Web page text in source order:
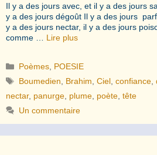
Il y a des jours avec, et il y a des jours
y a des jours dégoût Il y a des jours
y a des jours nectar, il y a des jours
comme … Lire plus
Catégories
Poèmes POESIE
Étiquettes
Boumedien Brahim ,Ciel ,confiance ,
nectar, panurge plume poète tête
Un commentaire